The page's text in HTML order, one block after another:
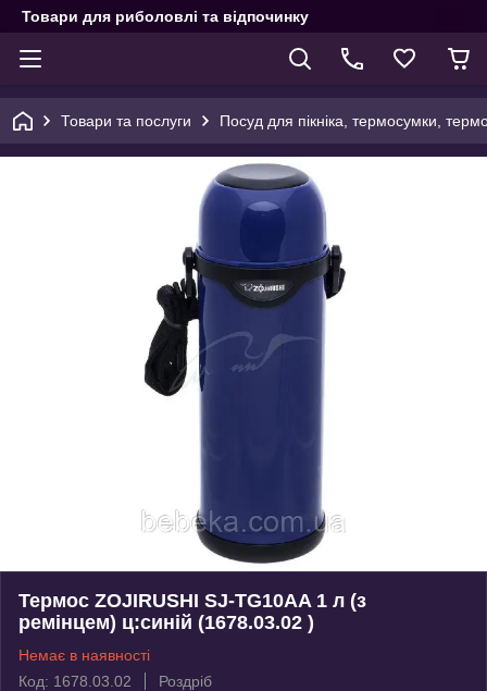
Товари для риболовлі та відпочинку
Товари та послуги Посуд для пікніка, термосумки,
Термос ZOJIRUSHI SJ-TG10AA 1 л (з
ремінцем) ц:синій (1678.03.02 )
Немає в наявності
Код: 1678.03.02
Роздріб